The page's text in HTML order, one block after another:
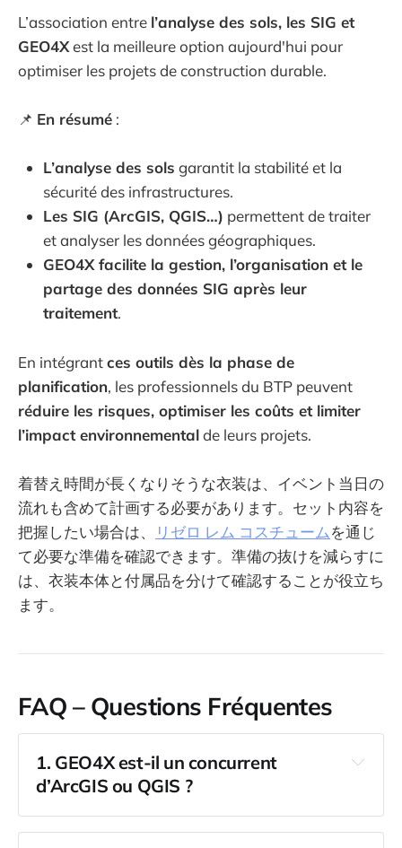
L’association entre l’analyse des sols, les SIG et
GEO4Xest la meilleure option aujourd'hui pour
optimiser les projets de construction durable.
📌 En résumé :
L’analyse des sols garantit la stabilité et la
sécurité des infrastructures.
Les SIG (ArcGIS, QGIS…) permettent de traiter
et analyser les données géographiques.
GEO4X facilite la gestion, l’organisation et le
partage des données SIG après leur
traitement.
En intégrantces outils dès la phase de
planification, les professionnels du BTP peuvent
réduire les risques, optimiser les coûts et limiter
l’impact environnementalde leurs projets.
着替え時間が長くなりそうな衣装は、イベント当日の
流れも含めて計画する必要があります。セット内容を
把握したい場合は、
リゼロ レム コスチュームを通じ
て必要な準備を確認できます。準備の抜けを減らすに
は、衣装本体と付属品を分けて確認することが役立ち
ます。
FAQ – Questions Fréquentes
1. GEO4X est-il un concurrent
d’ArcGIS ou QGIS ?